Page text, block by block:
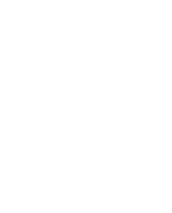
이지"의 회원재가입 승낙을 얻은
다」버튼을 클릭하면 개인정보 수
않습니다.